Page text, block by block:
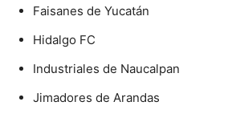
Faisanes de Yucatán
Hidalgo FC
Industriales de Naucalpan
Jimadores de Arandas